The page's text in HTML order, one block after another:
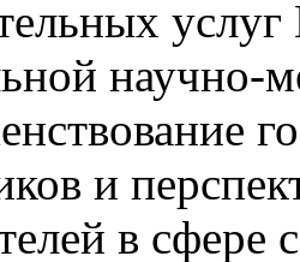
научно-
и
в сфере